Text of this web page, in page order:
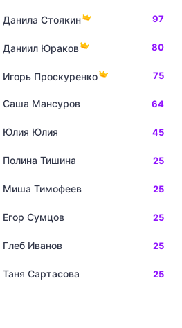
Данила Стоякин 97
Даниил Юраков 80
Игорь Проскуренко 75
Саша Мансуров 64
Юлия Юлия 45
Полина Тишина 25
Миша Тимофеев 25
Егор Сумцов 25
Глеб Иванов 25
Таня Сартасова 25